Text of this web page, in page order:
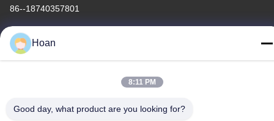
86--18740357801
China Goede kwaliteit De Trillingsisolator van de draadkabel
rechten voorbehoudena.
Hoan
8:11 PM
Good day, what product are you looking for?